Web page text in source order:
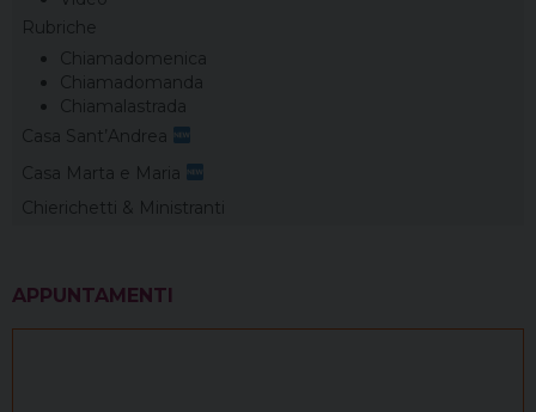
Rubriche
Chiamadomenica
Chiamadomanda
Chiamalastrada
Casa Sant’Andrea
Casa Marta e Maria
Chierichetti & Ministranti
APPUNTAMENTI